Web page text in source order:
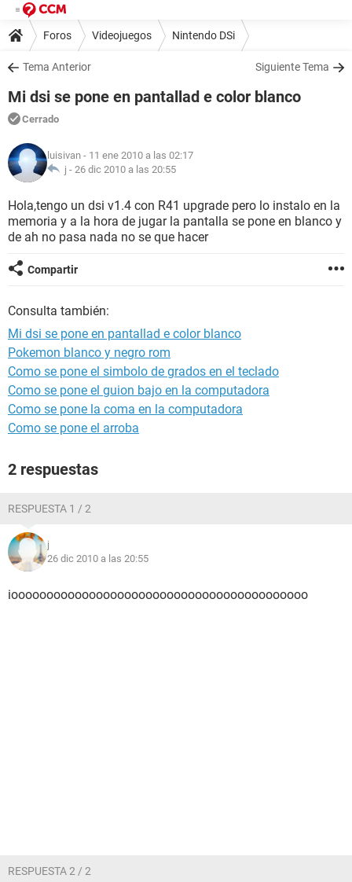
Foros Videojuegos Nintendo DSi
Tema Anterior Siguiente Tema
Mi dsi se pone en pantallad e color blanco
Cerrado
luisivan - 11 ene 2010 a las 02:17
j - 26 dic 2010 a las 20:55
Hola,tengo un dsi v1.4 con R41 upgrade pero lo instalo en la
memoria y a la hora de jugar la pantalla se pone en blanco y
de ah no pasa nada no se que hacer
Compartir
Consulta también:
Mi dsi se pone en pantallad e color blanco
Pokemon blanco y negro rom
Como se pone el simbolo de grados en el teclado
Como se pone el guion bajo en la computadora
Como se pone la coma en la computadora
Como se pone el arroba
2 respuestas
RESPUESTA 1 / 2
j
26 dic 2010 a las 20:55
ioooooooooooooooooooooooooooooooooooooooooo
RESPUESTA 2 / 2